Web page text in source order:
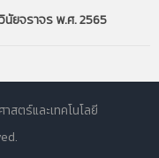
นัยจราจร พ.ศ. 2565
สตร์และเทคโนโลยี